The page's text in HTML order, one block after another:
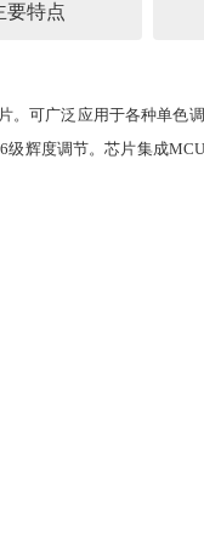
要特点
。可广泛应用于各种单色
辉度调节。芯片集成